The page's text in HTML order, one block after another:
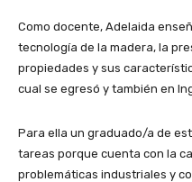
Como docente, Adelaida
tecnología de la madera, la
propiedades y sus
cual se egresó y también en
Para ella un graduado/a de
tareas porque cuenta con la
problemáticas industriales y